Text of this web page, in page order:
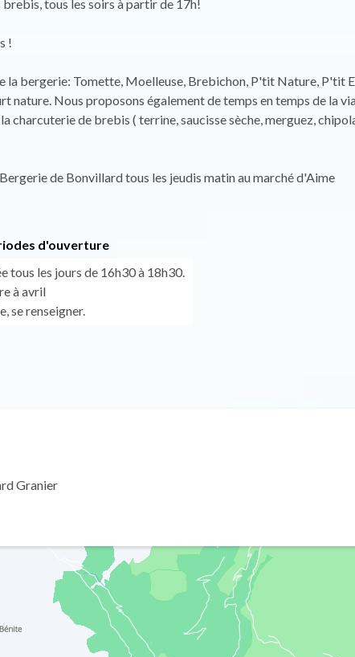
tous les soirs à partir de 17h!
!
la bergerie: Tomette, Moelleuse, Brebichon, P'tit Nature, P'tit
nature. Nous proposons également de temps en temps de la
charcuterie de brebis ( terrine, saucisse sèche, merguez,
de Bonvillard tous les jeudis matin au marché d'Aime
d'ouverture
tous les jours de 16h30 à 18h30.
à avril
se renseigner.
Granier